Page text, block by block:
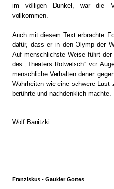
im völligen Dunkel, war die
vollkommen.
Auch mit diesem Text erbrachte
dafür, dass er in den Olymp der
Auf menschlichste Weise führt
des „Theaters Rotwelsch“ vor
menschliche Verhalten denen
Wahrheiten wie eine schwere Last
berührte und nachdenklich machte.
Wolf Banitzki
Franziskus - Gaukler Gottes